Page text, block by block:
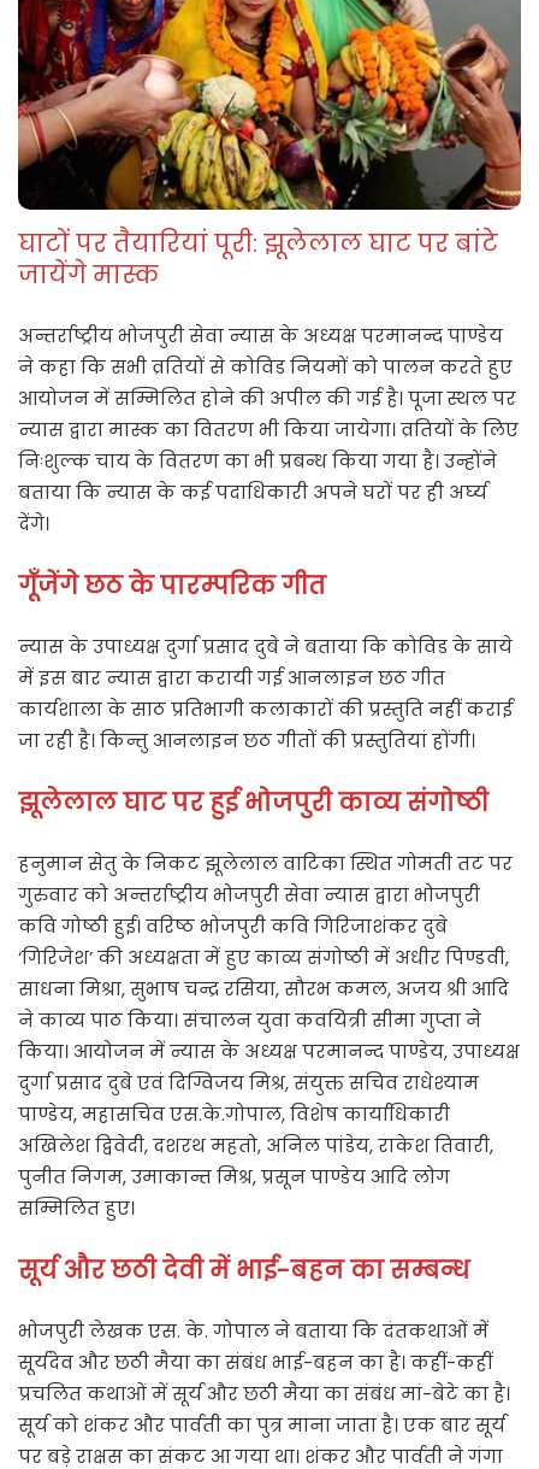
घाटों पर तैयारियां पूरी: झूलेलाल घाट पर बांटे
जायेंगे मास्क
अन्तर्राष्ट्रीय भोजपुरी सेवा न्यास के अध्यक्ष परमानन्द पाण्डेय
ने कहा कि सभी व्रतियों से कोविड नियमों को पालन करते हुए
आयोजन में सम्मिलित होने की अपील की गई है। पूजा स्थल पर
न्यास द्वारा मास्क का वितरण भी किया जायेगा। व्रतियों के लिए
निःशुल्क चाय के वितरण का भी प्रबन्ध किया गया है। उन्होंने
बताया कि न्यास के कई पदाधिकारी अपने घरों पर ही अर्घ्य
देंगे।
गूँजेंगे छठ के पारम्परिक गीत
न्यास के उपाध्यक्ष दुर्गा प्रसाद दुबे ने बताया कि कोविड के साये
में इस बार न्यास द्वारा करायी गई आनलाइन छठ गीत
कार्यशाला के साठ प्रतिभागी कलाकारों की प्रस्तुति नहीं कराई
जा रही है। किन्तु आनलाइन छठ गीतों की प्रस्तुतियां होंगी।
झूलेलाल घाट पर हुई भोजपुरी काव्य संगोष्ठी
हनुमान सेतु के निकट झूलेलाल वाटिका स्थित गोमती तट पर
गुरुवार को अन्तर्राष्ट्रीय भोजपुरी सेवा न्यास द्वारा भोजपुरी
कवि गोष्ठी हुई। वरिष्ठ भोजपुरी कवि गिरिजाशंकर दुबे
‘गिरिजेश’ की अध्यक्षता में हुए काव्य संगोष्ठी में अधीर पिण्डवी,
साधना मिश्रा, सुभाष चन्द्र रसिया, सौरभ कमल, अजय श्री आदि
ने काव्य पाठ किया। संचालन युवा कवयित्री सीमा गुप्ता ने
किया। आयोजन में न्यास के अध्यक्ष परमानन्द पाण्डेय, उपाध्यक्ष
दुर्गा प्रसाद दुबे एवं दिग्विजय मिश्र, संयुक्त सचिव राधेश्याम
पाण्डेय, महासचिव एस.के.गोपाल, विशेष कार्याधिकारी
अखिलेश द्विवेदी, दशरथ महतो, अनिल पांडेय, राकेश तिवारी,
पुनीत निगम, उमाकान्त मिश्र, प्रसून पाण्डेय आदि लोग
सम्मिलित हुए।
सूर्य और छठी देवी में भाई-बहन का सम्बन्ध
भोजपुरी लेखक एस. के. गोपाल ने बताया कि दंतकथाओं में
सूर्यदेव और छठी मैया का संबंध भाई-बहन का है। कहीं-कहीं
प्रचलित कथाओं में सूर्य और छठी मैया का संबंध मां-बेटे का है।
सूर्य को शंकर और पार्वती का पुत्र माना जाता है। एक बार सूर्य
पर बड़े राक्षस का संकट आ गया था। शंकर और पार्वती ने गंगा